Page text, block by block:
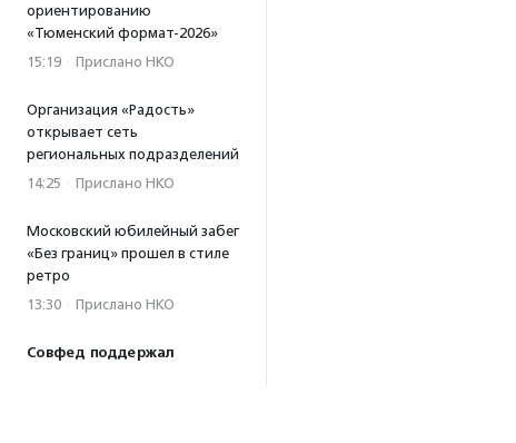
ориентированию
«Тюменский формат-2026»
15:19 · Прислано НКО
Организация «Радость»
открывает сеть
региональных подразделений
14:25 · Прислано НКО
Московский юбилейный забег
«Без границ» прошел в стиле
ретро
13:30 · Прислано НКО
Совфед поддержал